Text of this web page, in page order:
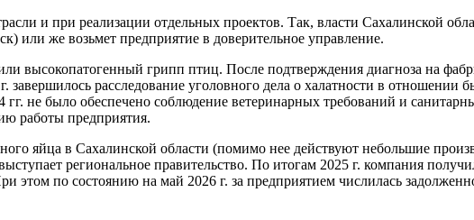
и при реализации отдельных проектов. Так, власти Сахалинской
или же возьмет предприятие в доверительное управление.
высокопатогенный грипп птиц. После подтверждения диагноза на
завершилось расследование уголовного дела о халатности в
не было обеспечено соблюдение ветеринарных требований и
работы предприятия.
яйца в Сахалинской области (помимо нее действуют небольшие
региональное правительство. По итогам 2025 г. компания
этом по состоянию на май 2026 г. за предприятием числилась